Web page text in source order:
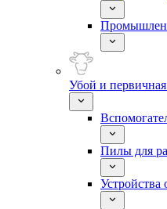
Убой и первичная
Пилы для
Устройства